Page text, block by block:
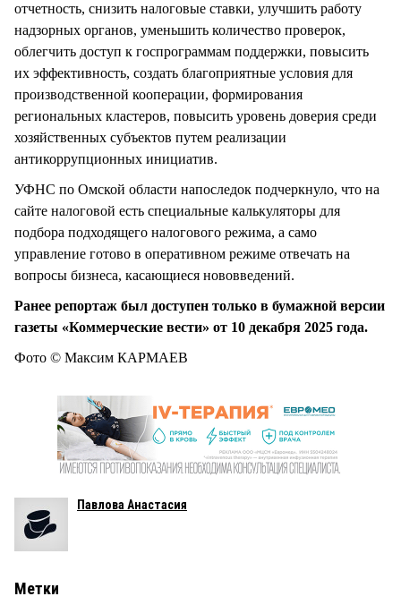
отчетность, снизить налоговые ставки, улучшить работу
надзорных органов, уменьшить количество проверок,
облегчить доступ к госпрограммам поддержки, повысить
их эффективность, создать благоприятные условия для
производственной кооперации, формирования
региональных кластеров, повысить уровень доверия среди
хозяйственных субъектов путем реализации
антикоррупционных инициатив.
УФНС по Омской области напоследок подчеркнуло, что на
сайте налоговой есть специальные калькуляторы для
подбора подходящего налогового режима, а само
управление готово в оперативном режиме отвечать на
вопросы бизнеса, касающиеся нововведений.
Ранее репортаж был доступен только в бумажной версии
газеты «Коммерческие вести» от 10 декабря 2025 года.
Фото © Максим КАРМАЕВ
Павлова Анастасия
Метки